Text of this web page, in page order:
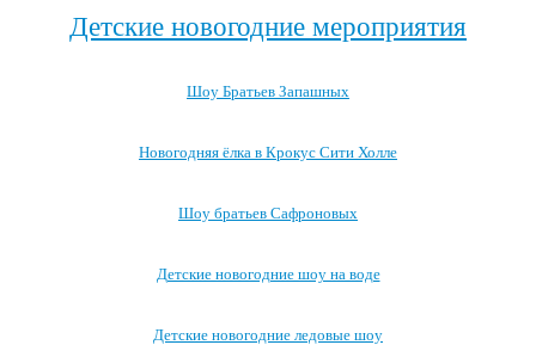
Детские новогодние мероприятия
Шоу Братьев Запашных
Новогодняя ёлка в Крокус Сити Холле
Шоу братьев Сафроновых
Детские новогодние шоу на воде
Детские новогодние ледовые шоу